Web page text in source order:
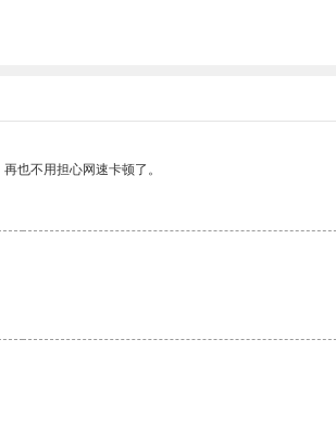
也不用担心网速卡顿了。